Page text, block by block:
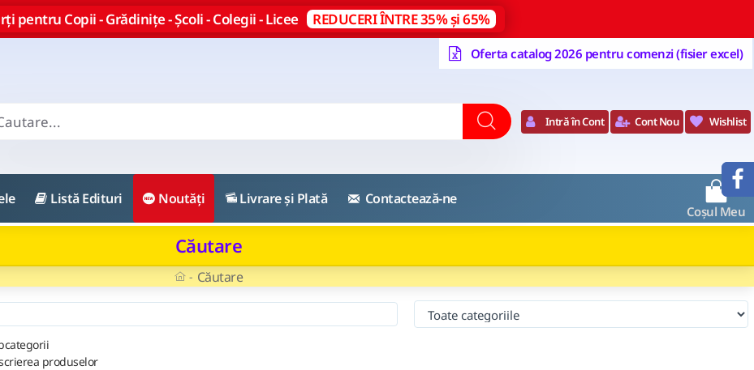
pentru Copii - Grădinițe - Școli - Colegii - Licee REDUCERI ÎNTRE 35% și 65%
Oferta catalog 2026 pentru comenzi (fisier excel)
Intră în Cont Cont Nou Wishlist
Listă Edituri Noutăți Livrare și Plată Contactează-ne
Coșul Meu
0
Căutare
Căutare
produselor